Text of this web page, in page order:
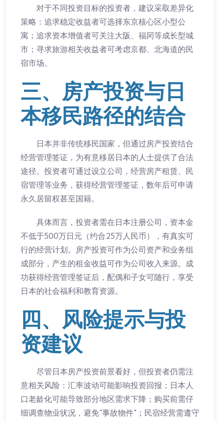
对于不同投资目标的投资者，建议采取差异化
策略：追求稳定收益者可选择东京核心区小型公
寓；追求资本增值者可关注大阪、福冈等成长型城
市；寻求旅游相关收益者可考虑京都、北海道的民
宿市场。
三、房产投资与日
本移民路径的结合
日本并非传统移民国家，但通过房产投资结合
经营管理签证，为有意移居日本的人士提供了合法
途径。投资者可通过设立公司，经营房产租赁、民
宿管理等业务，获得经营管理签证，数年后可申请
永久居留权甚至国籍。
具体而言，投资者需在日本注册公司，资本金
不低于500万日元（约合25万人民币），有真实可
行的经营计划。房产投资可作为公司资产和业务组
成部分，产生的租金收益可作为公司收入来源。成
功获得经营管理签证后，配偶和子女可随行，享受
日本的社会福利和教育资源。
四、风险提示与投
资建议
尽管日本房产投资前景看好，但投资者仍需注
意相关风险：汇率波动可能影响投资回报；日本人
口老龄化可能导致部分地区需求下降；购买前需仔
细调查物业状况，避免"事故物件"；民宿经营需遵守